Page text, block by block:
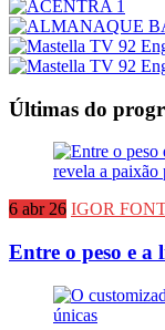
Últimas do
6 abr 26 IGOR
Entre o peso e a